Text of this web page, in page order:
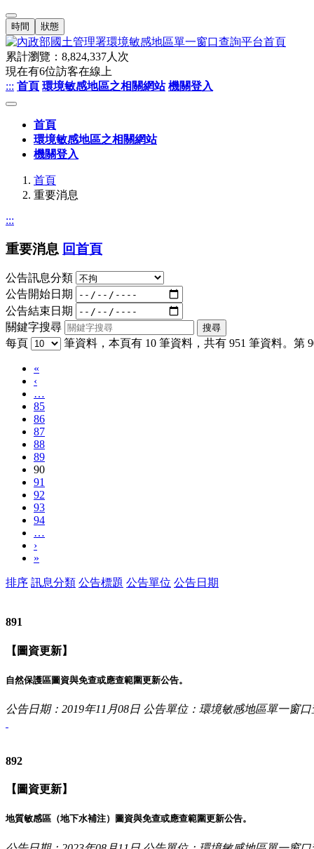
時間 狀態
累計瀏覽： 8,824,337人次
現在有6位訪客在線上
::: 首頁 環境敏感地區之相關網站 機關登入
首頁
環境敏感地區之相關網站
機關登入
首頁
重要消息
:::
重要消息 回首頁
公告訊息分類
公告開始日期
公告結束日期
關鍵字搜尋
每頁
筆資料，本頁有 10 筆資料，共有 951 筆資料。第
«
‹
…
85
86
87
88
89
90
91
92
93
94
…
›
»
排序 訊息分類 公告標題 公告單位 公告日期
891
【圖資更新】
自然保護區圖資與免查或應查範圍更新公告。
公告日期：2019年11月08日 公告單位：環境敏感地區單一窗
892
【圖資更新】
地質敏感區（地下水補注）圖資與免查或應查範圍更新公告。